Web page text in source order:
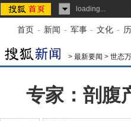
loading...
首页 - 新闻 - 军事 - 文化 -
> 最新要闻 > 世态
专家：剖腹